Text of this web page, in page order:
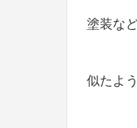
塗装な
似たよ